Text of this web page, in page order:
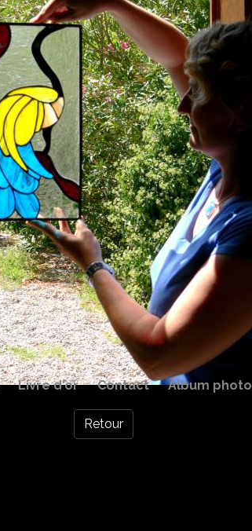
Livre d'or Contact Album photo
Retour